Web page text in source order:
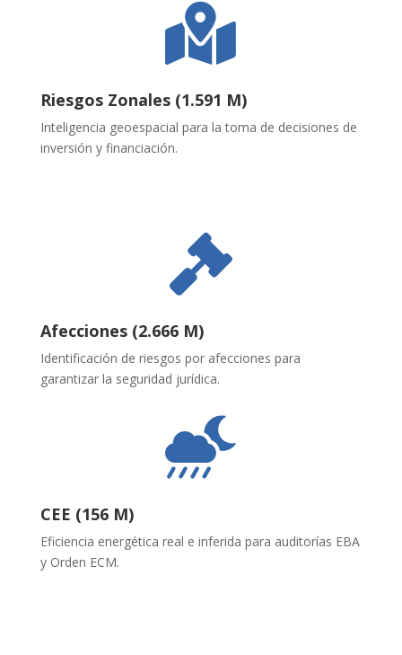

Riesgos Zonales (1.591 M)
Inteligencia geoespacial para la toma de decisiones de
inversión y financiación.

Afecciones (2.666 M)
Identificación de riesgos por afecciones para
garantizar la seguridad jurídica.

CEE (156 M)
Eficiencia energética real e inferida para auditorías EBA
y Orden ECM.